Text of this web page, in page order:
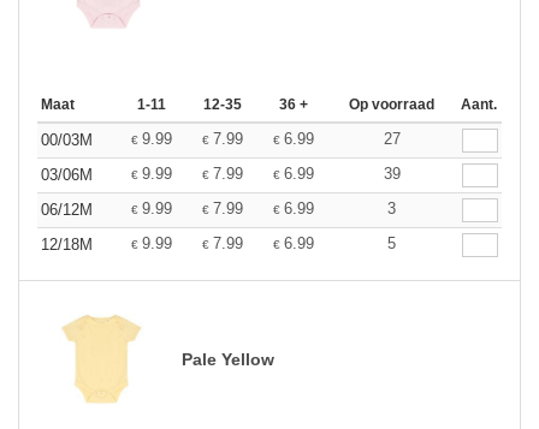
Maat 1-11 12-35 36 + Op voorraad Aant.
00/03M € 9.99 € 7.99 € 6.99
27
03/06M
€ 9.99 € 7.99 € 6.99
39
06/12M
€ 9.99 € 7.99 € 6.99
3
12/18M
€ 9.99 € 7.99 € 6.99 5
Pale Yellow